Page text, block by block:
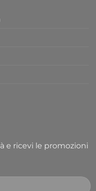
e ricevi le promozioni